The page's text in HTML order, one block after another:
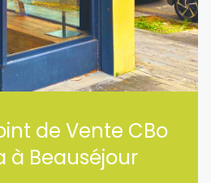
de Vente CBo
à Beauséjour